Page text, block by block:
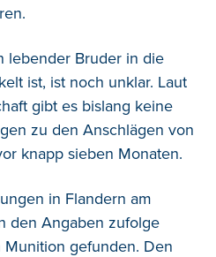
lebender Bruder in die
ist, ist noch unklar. Laut
gibt es bislang keine
zu den Anschlägen von
knapp sieben Monaten.
in Flandern am
den Angaben zufolge
gefunden. Den